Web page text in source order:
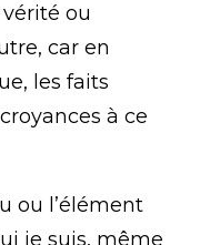
ou
car en
les faits
à ce
ou l’élément
je suis, même